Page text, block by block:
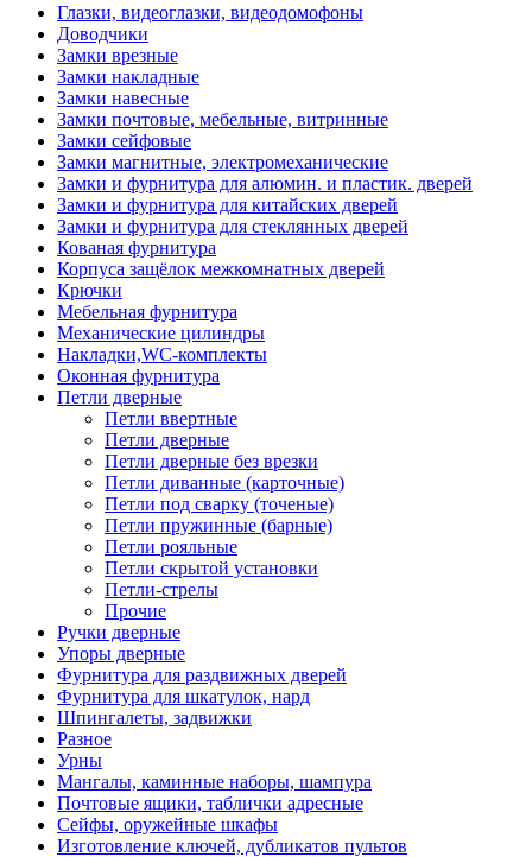
Глазки, видеоглазки, видеодомофоны
Доводчики
Замки врезные
Замки накладные
Замки навесные
Замки почтовые, мебельные, витринные
Замки сейфовые
Замки магнитные, электромеханические
Замки и фурнитура для алюмин. и пластик. дверей
Замки и фурнитура для китайских дверей
Замки и фурнитура для стеклянных дверей
Кованая фурнитура
Корпуса защёлок межкомнатных дверей
Крючки
Мебельная фурнитура
Механические цилиндры
Накладки,WC-комплекты
Оконная фурнитура
Петли дверные
Петли ввертные
Петли дверные
Петли дверные без врезки
Петли диванные (карточные)
Петли под сварку (точеные)
Петли пружинные (барные)
Петли рояльные
Петли скрытой установки
Петли-стрелы
Прочие
Ручки дверные
Упоры дверные
Фурнитура для раздвижных дверей
Фурнитура для шкатулок, нард
Шпингалеты, задвижки
Разное
Урны
Мангалы, каминные наборы, шампура
Почтовые ящики, таблички адресные
Сейфы, оружейные шкафы
Изготовление ключей, дубликатов пультов